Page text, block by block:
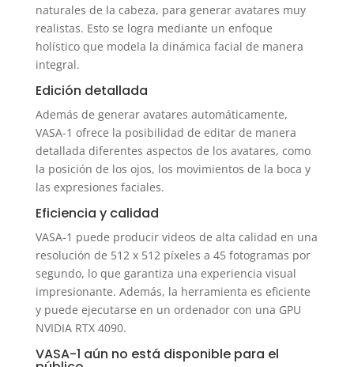
naturales de la cabeza, para generar avatares muy
realistas. Esto se logra mediante un enfoque
holístico que modela la dinámica facial de manera
integral.
Edición detallada
Además de generar avatares automáticamente,
VASA-1 ofrece la posibilidad de editar de manera
detallada diferentes aspectos de los avatares, como
la posición de los ojos, los movimientos de la boca y
las expresiones faciales.
Eficiencia y calidad
VASA-1 puede producir videos de alta calidad en una
resolución de 512 x 512 píxeles a 45 fotogramas por
segundo, lo que garantiza una experiencia visual
impresionante. Además, la herramienta es eficiente
y puede ejecutarse en un ordenador con una GPU
NVIDIA RTX 4090.
VASA-1 aún no está disponible para el